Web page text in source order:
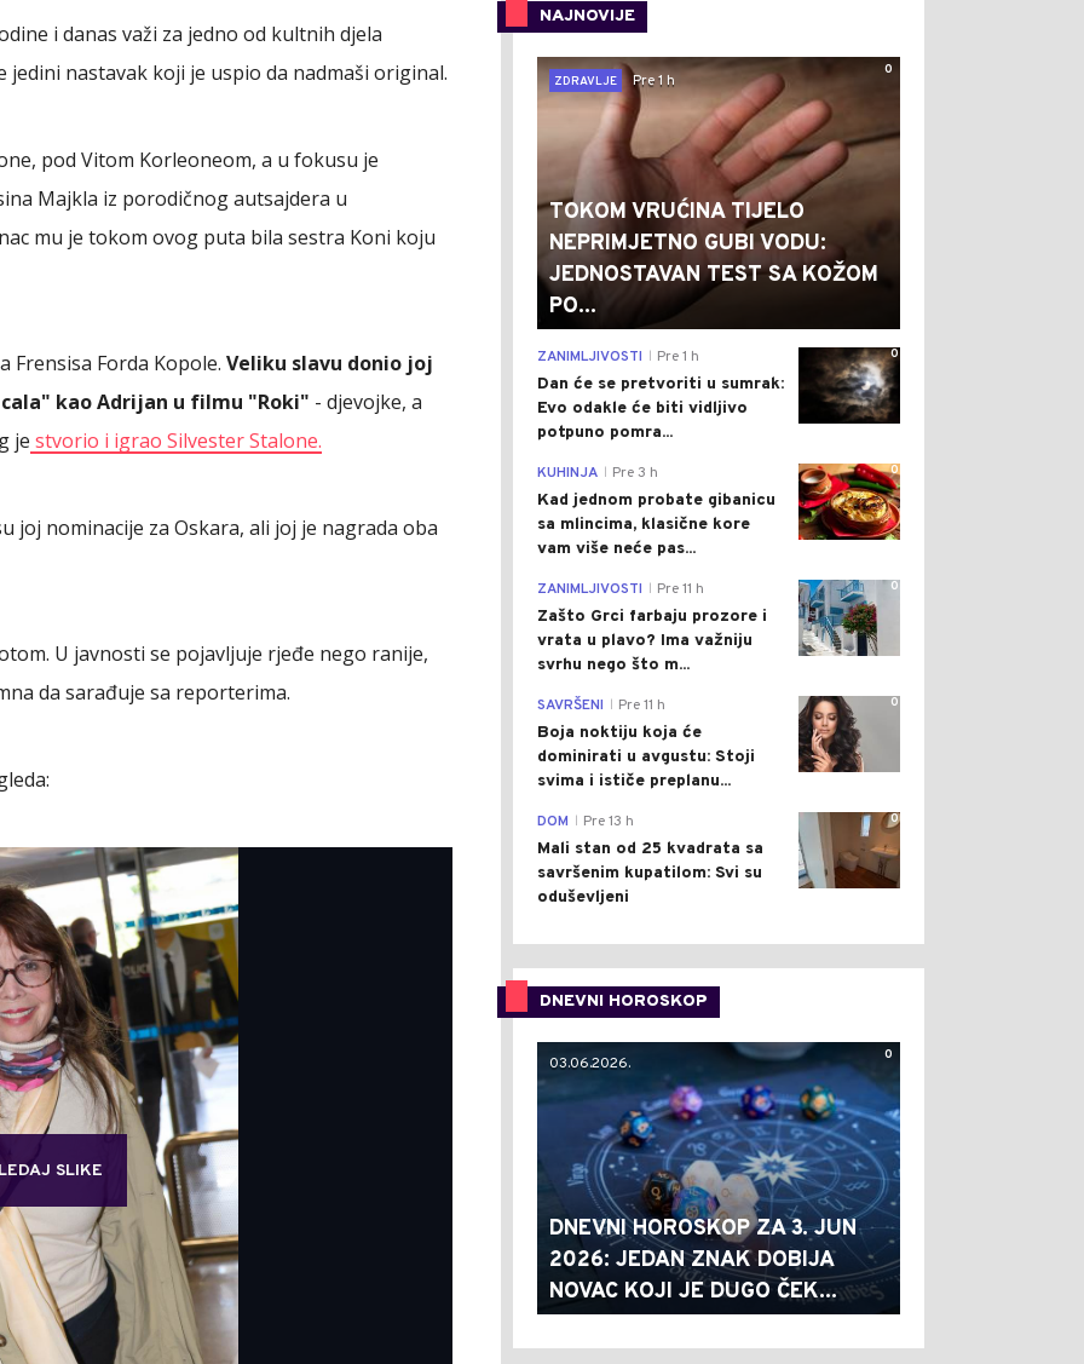
i danas važi za jedno od kultnih djela
nastavak koji je uspio da nadmaši original.
pod Vitom Korleoneom, a u fokusu je
Majkla iz porodičnog autsajdera u
mu je tokom ovog puta bila sestra Koni koju
Frensisa Forda Kopole. Veliku slavu donio joj
kao Adrijan u filmu "Roki" - djevojke, a
je stvorio i igrao Silvester Stalone.
joj nominacije za Oskara, ali joj je nagrada oba
U javnosti se pojavljuje rjeđe nego ranije,
da sarađuje sa reporterima.
SLIKE
NAJNOVIJE
0
ZDRAVLJE
Pre 1 h
TOKOM VRUĆINA TIJELO
NEPRIMJETNO GUBI VODU:
JEDNOSTAVAN TEST SA KOŽOM
PO...
0
ZANIMLJIVOSTI Pre 1 h
Dan će se pretvoriti u sumrak:
Evo odakle će biti vidljivo
potpuno pomra...
0
KUHINJA Pre 3 h
Kad jednom probate gibanicu
sa mlincima, klasične kore
vam više neće pas...
0
ZANIMLJIVOSTI Pre 11 h
Zašto Grci farbaju prozore i
vrata u plavo? Ima važniju
svrhu nego što m...
0
SAVRŠENI Pre 11 h
Boja noktiju koja će
dominirati u avgustu: Stoji
svima i ističe preplanu...
0
DOM Pre 13 h
Mali stan od 25 kvadrata sa
savršenim kupatilom: Svi su
oduševljeni
DNEVNI HOROSKOP
0
03.06.2026.
DNEVNI HOROSKOP ZA 3. JUN
2026: JEDAN ZNAK DOBIJA
NOVAC KOJI JE DUGO ČEK...